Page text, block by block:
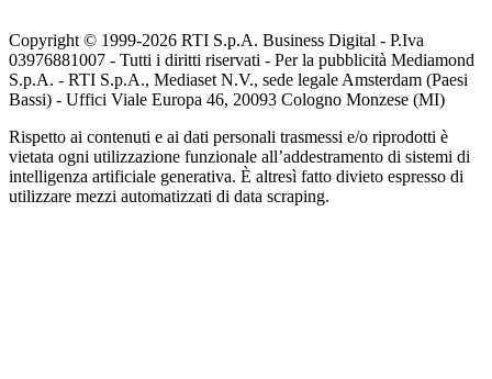
Copyright © 1999-2026 RTI S.p.A. Business Digital - P.Iva
03976881007 - Tutti i diritti riservati - Per la pubblicità Mediamond
S.p.A. - RTI S.p.A., Mediaset N.V., sede legale Amsterdam (Paesi
Bassi) - Uffici Viale Europa 46, 20093 Cologno Monzese (MI)
Rispetto ai contenuti e ai dati personali trasmessi e/o riprodotti è
vietata ogni utilizzazione funzionale all’addestramento di sistemi di
intelligenza artificiale generativa. È altresì fatto divieto espresso di
utilizzare mezzi automatizzati di data scraping.